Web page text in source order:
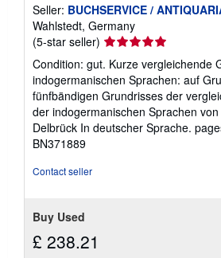
Seller: BUCHSERVICE /
Wahlstedt, Germany
(5-star seller) Seller
rating
5
out
of
5
stars
Condition: gut. Kurze vergleichende
indogermanischen Sprachen: auf
fünfbändigen Grundrisses der
der indogermanischen Sprachen
Delbrück In deutscher Sprache.
BN371889
Contact seller
Buy Used
£ 238.21